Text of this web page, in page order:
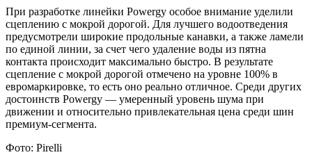
При разработке линейки Powergy особое внимание уделили
сцеплению с мокрой дорогой. Для лучшего водоотведения
предусмотрели широкие продольные канавки, а также ламели
по единой линии, за счет чего удаление воды из пятна
контакта происходит максимально быстро. В результате
сцепление с мокрой дорогой отмечено на уровне 100% в
евромаркировке, то есть оно реально отличное. Среди других
достоинств Powergy — умеренный уровень шума при
движении и относительно привлекательная цена среди шин
премиум-сегмента.
Фото: Pirelli